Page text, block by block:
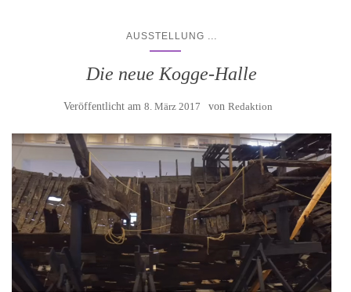
AUSSTELLUNG
Die neue Kogge-Halle
Veröffentlicht am 8. März 2017 von Redaktion